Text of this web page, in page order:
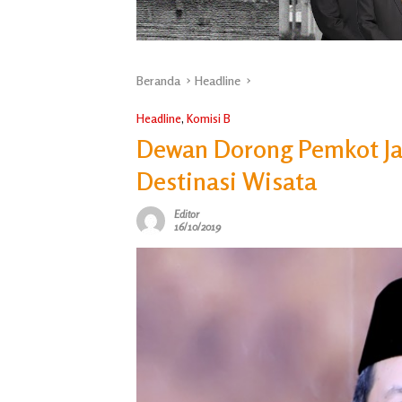
Beranda Headline
Headline, Komisi B
Dewan Dorong Pemkot
Destinasi Wisata
Editor
16/10/2019